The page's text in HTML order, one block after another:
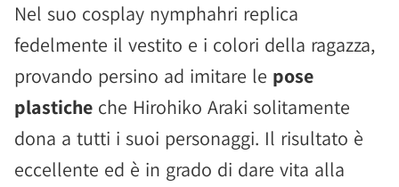
Nel suo cosplay nymphahri replica
fedelmente il vestito e i colori della ragazza,
provando persino ad imitare le pose
plastiche che Hirohiko Araki solitamente
dona a tutti i suoi personaggi. Il risultato è
eccellente ed è in grado di dare vita alla